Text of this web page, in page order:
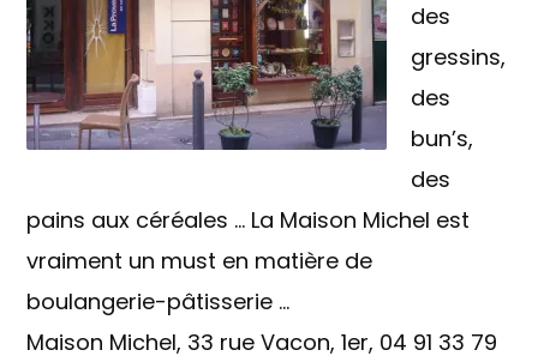
des
gressins,
des
bun’s,
des
pains aux céréales … La Maison Michel est
vraiment un must en matière de
boulangerie-pâtisserie …
Maison Michel, 33 rue Vacon, 1er, 04 91 33 79